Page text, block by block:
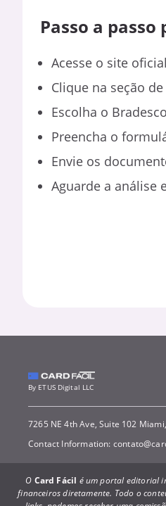
Passo a
Acesse o site
Clique na seção de
Escolha o
Preencha o
Envie os
Aguarde a análise
By ETUS Digital LLC
7265 NE 4th Ave, Suite 102
Contact Information:
O Card Fácil é um portal editorial
financeiros diretamente. Todo o